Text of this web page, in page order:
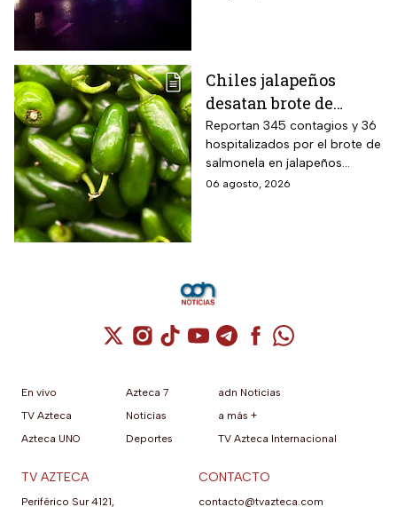
Chiles jalapeños
desatan brote de
salmonella en 27
estados de EUA
Reportan 345 contagios y 36
hospitalizados por el brote de
salmonela en jalapeños
exportados desde México
06 agosto, 2026
Cuenta de X / Twitter (se abre en una
Cuenta de Instagram (se abre en una
Cuenta de TikTok (se abre en
Cuenta de YouTube (se abre
Cuenta de Telegram (se
Cuenta de
Cuenta de
En vivo
TV Azteca
Azteca UNO
Azteca 7
Noticias
Deportes
adn Noticias
a más +
TV Azteca Internacional
TV AZTECA
Periférico Sur 4121,
CONTACTO
contacto@tvazteca.com